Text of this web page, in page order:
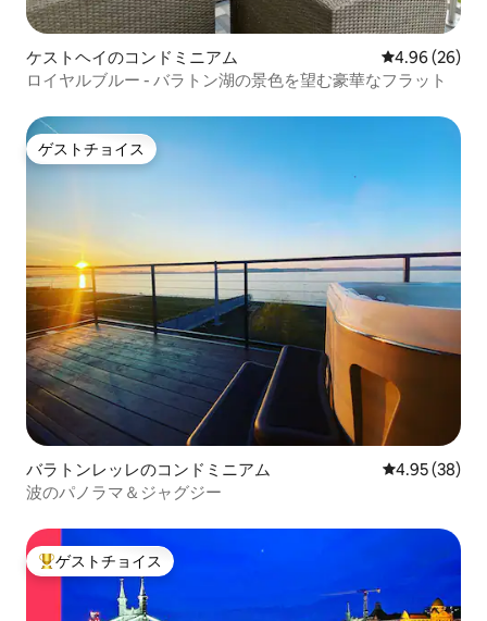
ケストヘイのコンドミニアム レビュー26
4.96 (26)
ロイヤルブルー - バラトン湖の景色を望む豪華なフラット
ゲストチョイス
ゲストチョイス
バラトンレッレのコンドミニアム レビュー38
4.95 (38)
波のパノラマ＆ジャグジー
大好評のゲストチョイスです。
ゲストチョイス